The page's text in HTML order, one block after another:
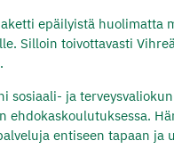
epäilyistä huolimatta
Silloin toivottavasti
sosiaali- ja
ehdokaskoulutuksessa.
entiseen tapaan ja